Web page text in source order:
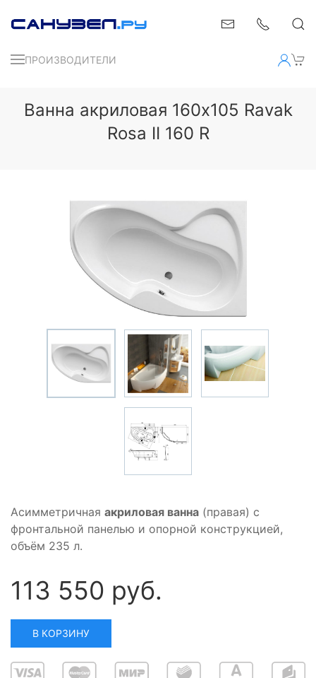
ПРОИЗВОДИТЕЛИ
Ванна акриловая 160x105 Ravak
Rosa II 160 R
Асимметричная акриловая ванна (правая) с
фронтальной панелью и опорной конструкцией,
объём 235 л.
113 550 руб.
В КОРЗИНУ